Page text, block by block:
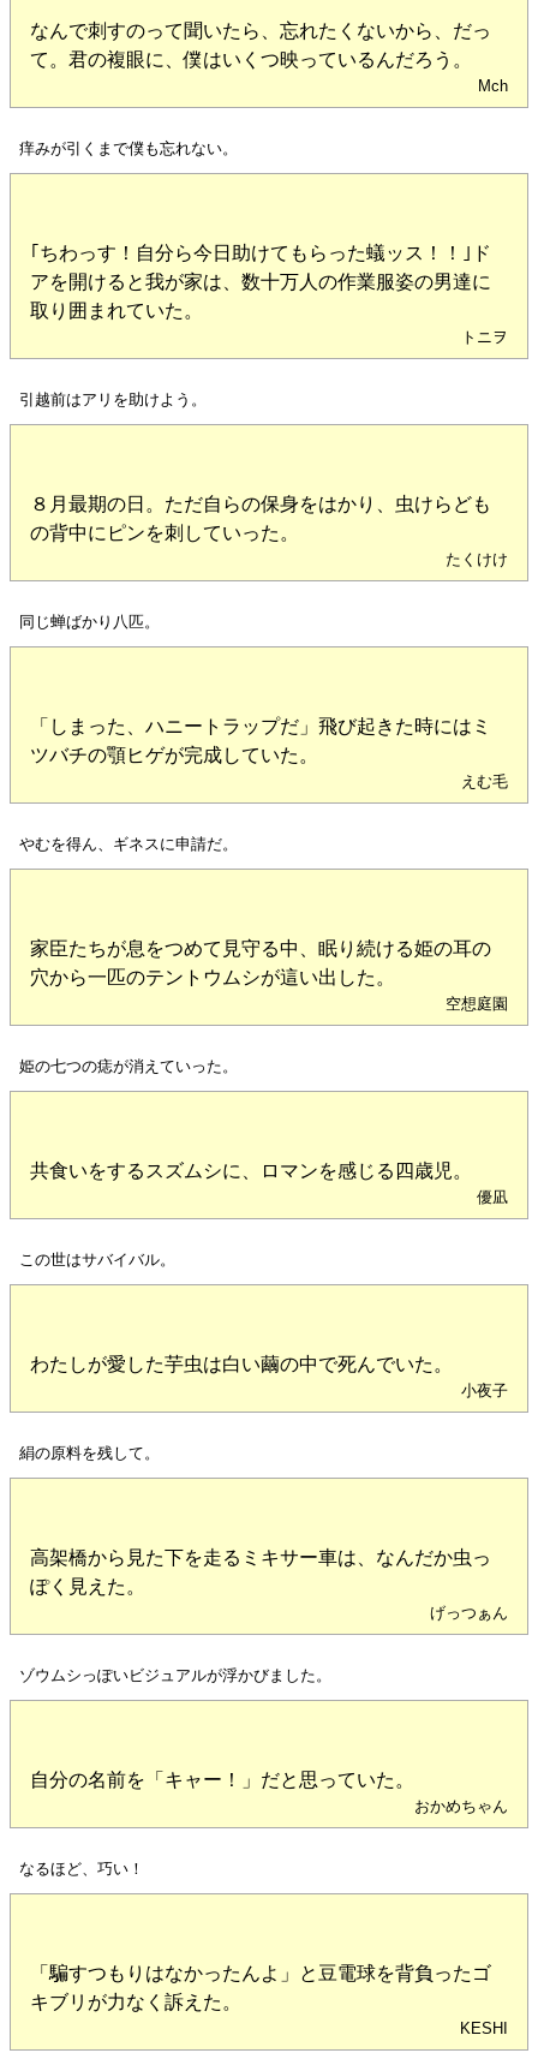
なんで刺すのって聞いたら、忘れたくないから、だっ
て。君の複眼に、僕はいくつ映っているんだろう。
Mch
痒みが引くまで僕も忘れない。
｢ちわっす！自分ら今日助けてもらった蟻ッス！！｣ド
アを開けると我が家は、数十万人の作業服姿の男達に
取り囲まれていた。
トニヲ
引越前はアリを助けよう。
８月最期の日。ただ自らの保身をはかり、虫けらども
の背中にピンを刺していった。
たくけけ
同じ蝉ばかり八匹。
「しまった、ハニートラップだ」飛び起きた時にはミ
ツバチの顎ヒゲが完成していた。
えむ毛
やむを得ん、ギネスに申請だ。
家臣たちが息をつめて見守る中、眠り続ける姫の耳の
穴から一匹のテントウムシが這い出した。
空想庭園
姫の七つの痣が消えていった。
共食いをするスズムシに、ロマンを感じる四歳児。
優凪
この世はサバイバル。
わたしが愛した芋虫は白い繭の中で死んでいた。
小夜子
絹の原料を残して。
高架橋から見た下を走るミキサー車は、なんだか虫っ
ぽく見えた。
げっつぁん
ゾウムシっぽいビジュアルが浮かびました。
自分の名前を「キャー！」だと思っていた。
おかめちゃん
なるほど、巧い！
「騙すつもりはなかったんよ」と豆電球を背負ったゴ
キブリが力なく訴えた。
KESHI